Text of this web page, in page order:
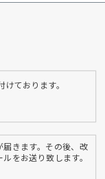
けております。
届きます。その後、改
をお送り致します。